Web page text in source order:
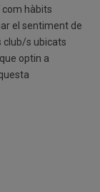
hàbits
el sentiment de
club/s ubicats
optin a